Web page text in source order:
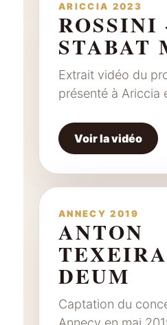
ARICCIA 2023
STABAT
Extrait vidéo du
présenté à Ariccia
Voir la vidéo
ANNECY 2019
ANTON
DEUM
Captation du